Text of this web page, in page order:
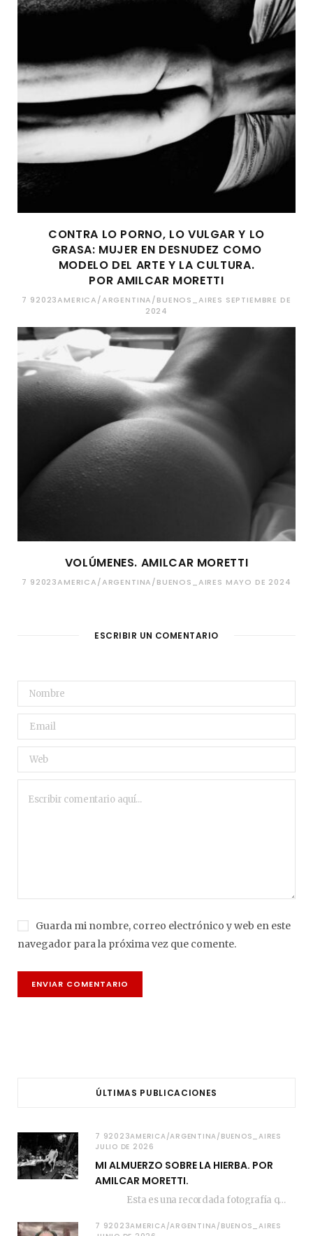
CONTRA LO PORNO, LO VULGAR Y LO
GRASA: MUJER EN DESNUDEZ COMO
MODELO DEL ARTE Y LA CULTURA.
POR AMILCAR MORETTI
7 92023AMERICA/ARGENTINA/BUENOS_AIRES SEPTIEMBRE DE
2024
VOLÚMENES. AMILCAR MORETTI
7 92023AMERICA/ARGENTINA/BUENOS_AIRES MAYO DE 2024
ESCRIBIR UN COMENTARIO
Guarda mi nombre, correo electrónico y web en este
navegador para la próxima vez que comente.
ÚLTIMAS PUBLICACIONES
7 92023AMERICA/ARGENTINA/BUENOS_AIRES
JULIO DE 2026
MI ALMUERZO SOBRE LA HIERBA. POR
AMILCAR MORETTI.
Esta es una recordada fotografía que registré…
7 92023AMERICA/ARGENTINA/BUENOS_AIRES